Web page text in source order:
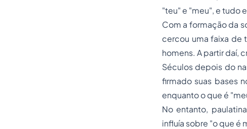
"teu" e "meu", e tudo
Com a formação da
cercou uma faixa de
homens. A partir daí,
Séculos depois do
firmado suas bases
enquanto o que é
No entanto,
influía sobre "o que é